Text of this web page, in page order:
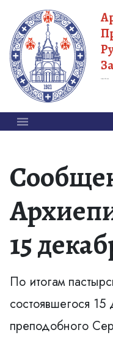
15
По итогам
состоявшегося
преподобного